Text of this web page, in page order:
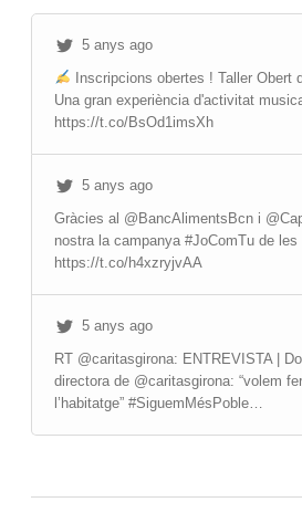
5 anys ago
Inscripcions obertes ! Taller Obert
Una gran experiència d'activitat
https://t.co/BsOd1imsXh
5 anys ago
Gràcies al @BancAlimentsBcn i
nostra la campanya #JoComTu de
https://t.co/h4xzryjvAA
5 anys ago
RT @caritasgirona: ENTREVISTA |
directora de @caritasgirona: “volem
l’habitatge” #SiguemMésPoble…